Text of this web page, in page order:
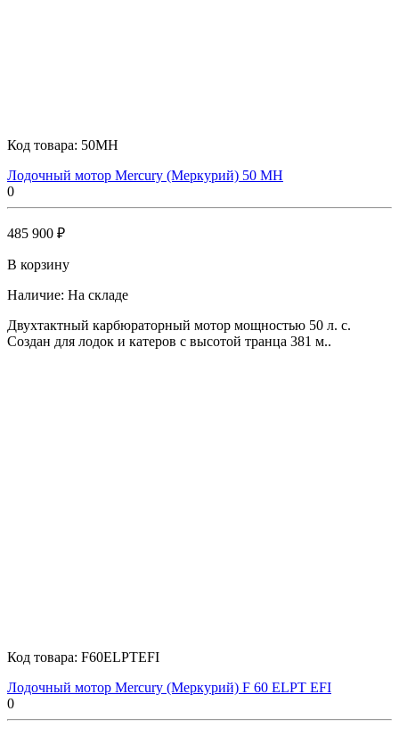
Код товара: 50MH
Лодочный мотор Mercury (Меркурий) 50 MH
0
485 900 ₽
В корзину
Наличие: На складе
Двухтактный карбюраторный мотор мощностью 50 л. с.
Создан для лодок и катеров с высотой транца 381 м..
Код товара: F60ELPTEFI
Лодочный мотор Mercury (Меркурий) F 60 ELPT EFI
0